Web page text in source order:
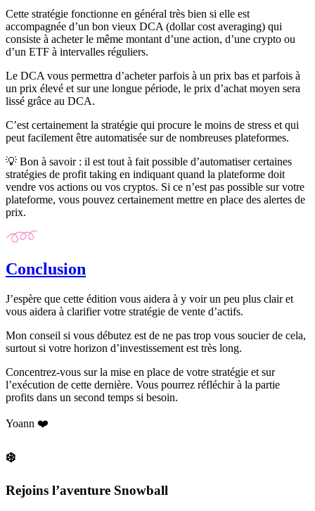
Cette stratégie fonctionne en général très bien si elle est
accompagnée d’un bon vieux DCA (dollar cost averaging) qui
consiste à acheter le même montant d’une action, d’une crypto ou
d’un ETF à intervalles réguliers.
Le DCA vous permettra d’acheter parfois à un prix bas et parfois à
un prix élevé et sur une longue période, le prix d’achat moyen sera
lissé grâce au DCA.
C’est certainement la stratégie qui procure le moins de stress et qui
peut facilement être automatisée sur de nombreuses plateformes.
💡 Bon à savoir: il est tout à fait possible d’automatiser certaines
stratégies de profit taking en indiquant quand la plateforme doit
vendre vos actions ou vos cryptos. Si ce n’est pas possible sur votre
plateforme, vous pouvez certainement mettre en place des alertes de
prix.
Conclusion
J’espère que cette édition vous aidera à y voir un peu plus clair et
vous aidera à clarifier votre stratégie de vente d’actifs.
Mon conseil si vous débutez est de ne pas trop vous soucier de cela,
surtout si votre horizon d’investissement est très long.
Concentrez-vous sur la mise en place de votre stratégie et sur
l’exécution de cette dernière. Vous pourrez réfléchir à la partie
profits dans un second temps si besoin.
Yoann ❤️
❄️
Rejoins l’aventure Snowball